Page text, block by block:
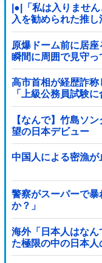
|●|「私は入りませ
入を勧められた推
故起こしたとして
原爆ドーム前に居
瞬間に周囲で見守
高市首相が経歴詐称
「上級公務員試験
ツッコミを受けま
【なんで】竹島ソ
望の日本デビュー
中国人による密漁が
警察がスーパーで
か？」
海外「日本人はな
た極限の中の日本